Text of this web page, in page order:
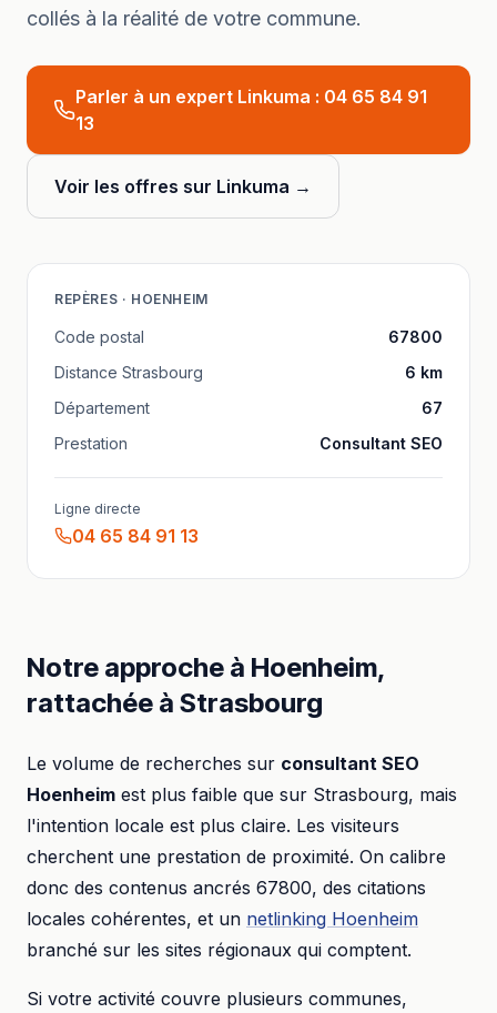
collés à la réalité de votre commune.
Parler à un expert Linkuma : 04 65 84 91
13
Voir les offres sur Linkuma →
REPÈRES · HOENHEIM
Code postal
67800
Distance Strasbourg 6 km
Département
67
Prestation
Consultant SEO
Ligne directe
04 65 84 91 13
Notre approche à Hoenheim,
rattachée à Strasbourg
Le volume de recherches sur consultant SEO
Hoenheim est plus faible que sur Strasbourg, mais
l'intention locale est plus claire. Les visiteurs
cherchent une prestation de proximité. On calibre
donc des contenus ancrés 67800, des citations
locales cohérentes, et un netlinking Hoenheim
branché sur les sites régionaux qui comptent.
Si votre activité couvre plusieurs communes,